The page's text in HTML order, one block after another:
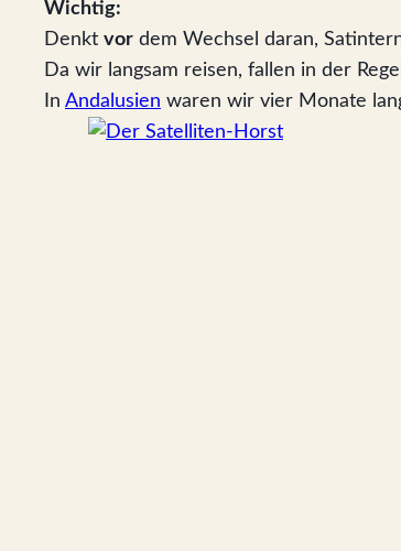
Wichtig:
Denkt vor dem Wechsel daran,
Da wir langsam reisen, fallen in der
In Andalusien waren wir vier Monate